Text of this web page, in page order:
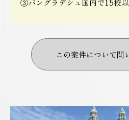
③バングラデシュ国内で15校
この案件について問